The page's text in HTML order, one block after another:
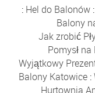
: Hel do Balonów:
Balony
Jak zrobić
Pomysł na
Wyjątkowy
Balony Katowice:
Hurtownia